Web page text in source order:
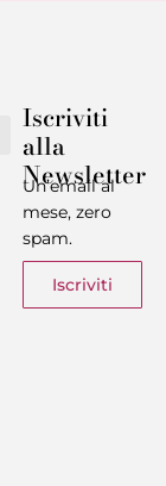
Iscriviti
alla
Newsletter
Un’email al
mese, zero
spam.
Iscriviti